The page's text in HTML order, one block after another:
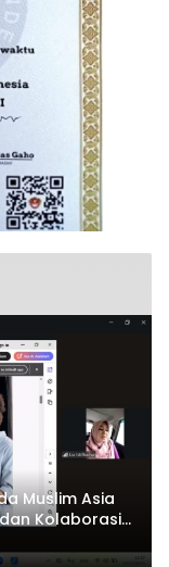
Muslim Asia
Kolaborasi